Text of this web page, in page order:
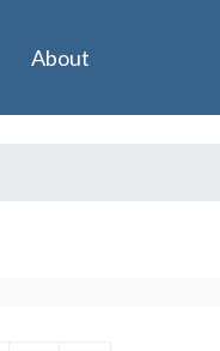
About